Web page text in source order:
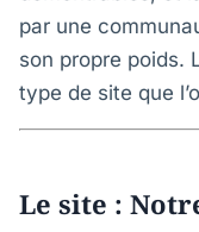
par une
son propre poids.
type de site que
Le site :